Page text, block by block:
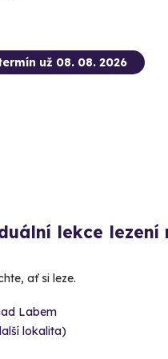
už 08. 08. 2026
lekce lezení
ať si leze.
Labem
lokalita)